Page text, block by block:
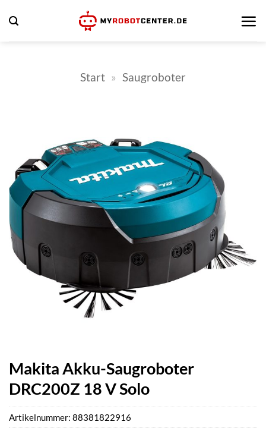
Inhalt
springen
Start » Saugroboter
Makita Akku-Saugroboter
DRC200Z 18 V Solo
Artikelnummer: 88381822916